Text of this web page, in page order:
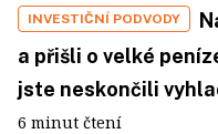
INVESTIČNÍ PODVODY
a přišli o velké
jste neskončili
6 minut čtení